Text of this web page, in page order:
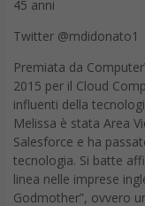
Premiata da
2015 per il Cloud
influenti della
Melissa è stata Area
Salesforce e ha
tecnologia. Si batte
linea nelle imprese
Godmother”, ovvero
appassionate di
scarsa (da Stem,
e mathematics”).